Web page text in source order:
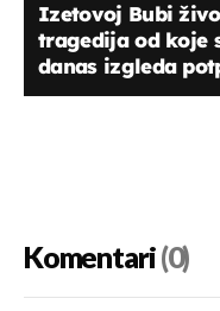
Izetovoj Bubi
tragedija od koje
danas izgleda
Komentari(0)